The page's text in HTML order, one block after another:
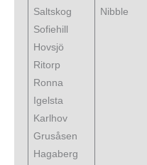
Saltskog
Sofiehill
Hovsjö
Ritorp
Ronna
Igelsta
Karlhov
Grusåsen
Hagaberg
Nibble